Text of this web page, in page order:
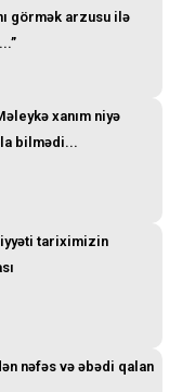
görmək arzusu ilə
xanım niyə
bilmədi...
tariximizin
nəfəs və əbədi qalan